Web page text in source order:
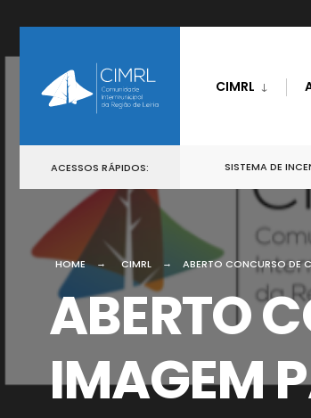
CIMRL
ACESSOS RÁPIDOS: SISTEMA DE
HOME CIMRL ABERTO CONCURSO DE
ABERTO
IMAGEM